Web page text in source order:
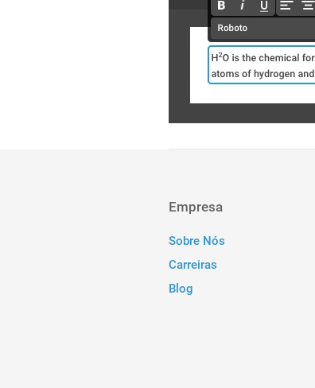
Empresa
Sobre Nós
Carreiras
Blog